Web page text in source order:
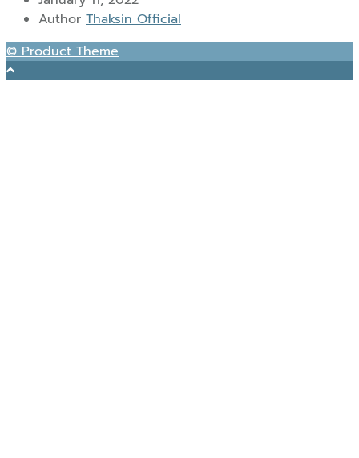
Author Thaksin Official
© Product Theme